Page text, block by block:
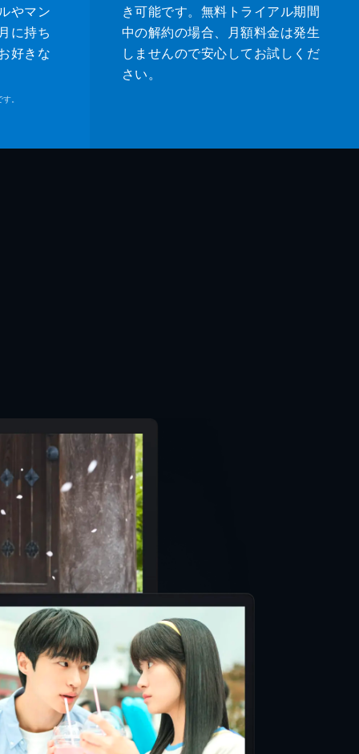
やマン
に持ち
好きな
。
き可能です。無料トライアル期間
中の解約の場合、月額料金は発生
しませんので安心してお試しくだ
さい。